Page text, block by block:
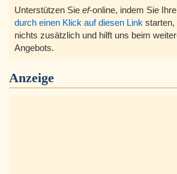
Unterstützen Sie ef-online, indem Sie
durch einen Klick auf diesen Link
nichts zusätzlich und hilft uns beim
Angebots.
Anzeige